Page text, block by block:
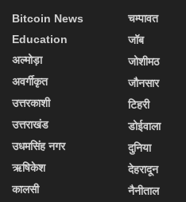
Bitcoin News
Education
अल्मोड़ा
अवर्गीकृत
उत्तरकाशी
उत्तराखंड
उधमसिंह नगर
ऋषिकेश
कालसी
चम्पावत
जॉब
जोशीमठ
जौनसार
टिहरी
डोईवाला
दुनिया
देहरादून
नैनीताल